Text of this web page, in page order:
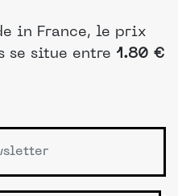
in France, le prix
se situe entre 1.80 €